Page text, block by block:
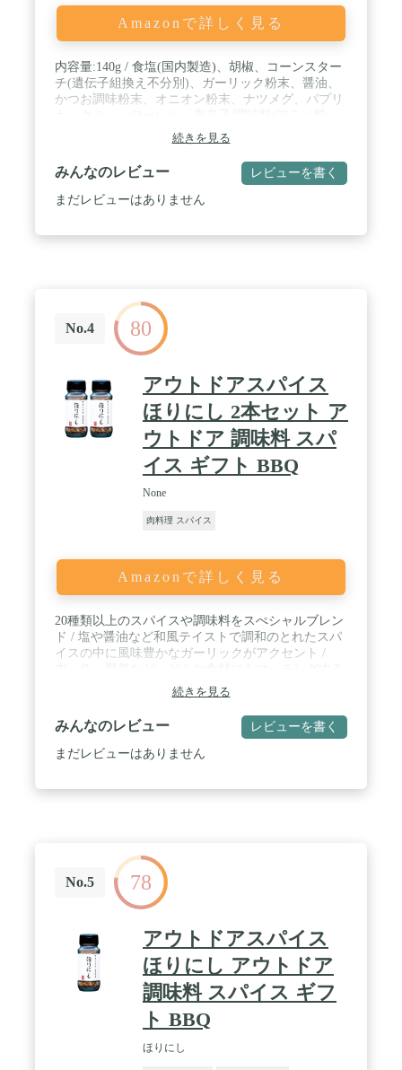
Amazonで詳しく見る
内容量:140g / 食塩(国内製造)、胡椒、コーンスター
チ(遺伝子組換え不分別)、ガーリック粉末、醤油、
かつお調味粉末、オニオン粉末、ナツメグ、パプリ
等)、カラメル色素、酸化澱粉、(一部に小麦、大豆
を含む) / 商品サイズ(高さ×奥行×幅):12cm×5cm×5cm
/ 食塩、胡麻、コンスターチ、野菜粉末、醤油、ナ
ツメグ、パプリカ、カツオエキス、クミン、ローレ
ル、唐辛子、調味料(アミノ酸等)、カラメル色素、
続きを見る
みんなのレビュー レビューを書く
まだレビューはありません
No.4 80
アウトドアスパイス
ほりにし 2本セット ア
ウトドア 調味料 スパ
イス ギフト BBQ
None
肉料理 スパイス
Amazonで詳しく見る
20種類以上のスパイスや調味料をスぺシャルブレン
ド / 塩や醤油など和風テイストで調和のとれたスパ
イスの中に風味豊かなガーリックがアクセント /
オールマイティスパイス続きを見る
みんなのレビュー レビューを書く
まだレビューはありません
No.5 78
アウトドアスパイス
ほりにし アウトドア
調味料 スパイス ギフ
ト BBQ
ほりにし